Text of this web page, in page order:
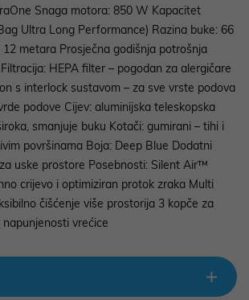
Snaga motora: 850 W Kapacitet
Ultra Long Performance) Razina buke: 66
12 metara Prosječna godišnja potrošnja
HEPA filter – pogodan za alergičare
s interlock sustavom – za sve vrste podova
podove Cijev: aluminijska teleskopska
smanjuje buku Kotači: gumirani – tihi i
površinama Boja: Deep Blue Dodatni
uske prostore Posebnosti: Silent Air™
crijevo i optimiziran protok zraka Multi
čišćenje više prostorija 3 kopče za
vrećice